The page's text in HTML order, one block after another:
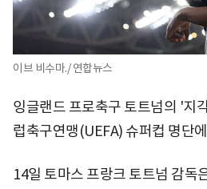
이브 비수마./ 연합뉴스
잉글랜드 프로축구 토트넘의 '지
럽축구연맹(UEFA) 슈퍼컵 명단
14일 토마스 프랑크 토트넘 감독